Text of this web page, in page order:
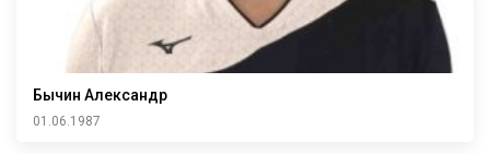
Бычин Александр
01.06.1987